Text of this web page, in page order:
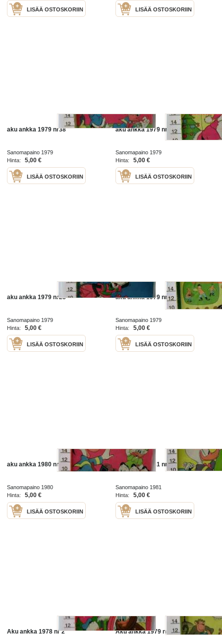
LISÄÄ OSTOSKORIIN LISÄÄ OSTOSKORIIN
aku ankka 1979 nr38
Sanomapaino 1979
Hinta:
5,00 €
LISÄÄ OSTOSKORIIN
aku ankka 1979 nr51
Sanomapaino 1979
Hinta:
5,00 €
LISÄÄ OSTOSKORIIN
aku ankka 1979 nr28
Sanomapaino 1979
Hinta:
5,00 €
LISÄÄ OSTOSKORIIN
aku ankka 1979 nr34
Sanomapaino 1979
Hinta:
5,00 €
LISÄÄ OSTOSKORIIN
aku ankka 1980 nr11
Sanomapaino 1980
Hinta:
5,00 €
LISÄÄ OSTOSKORIIN
aku ankka 1981 nr 47
Sanomapaino 1981
Hinta:
5,00 €
LISÄÄ OSTOSKORIIN
Aku ankka 1978 nr 2 Aku ankka 1979 nr 40